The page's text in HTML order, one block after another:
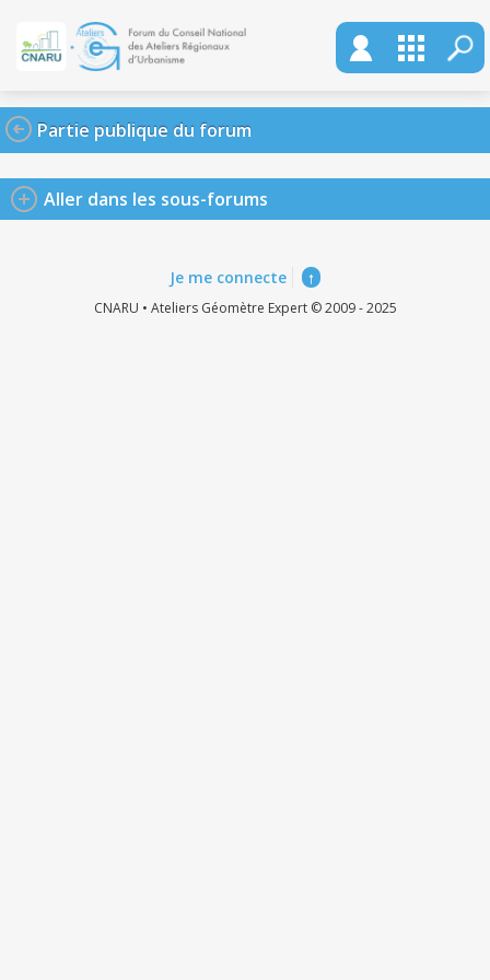
Partie publique du forum
Aller dans les sous-forums
Je me connecte ↑
CNARU • Ateliers Géomètre Expert © 2009 - 2025